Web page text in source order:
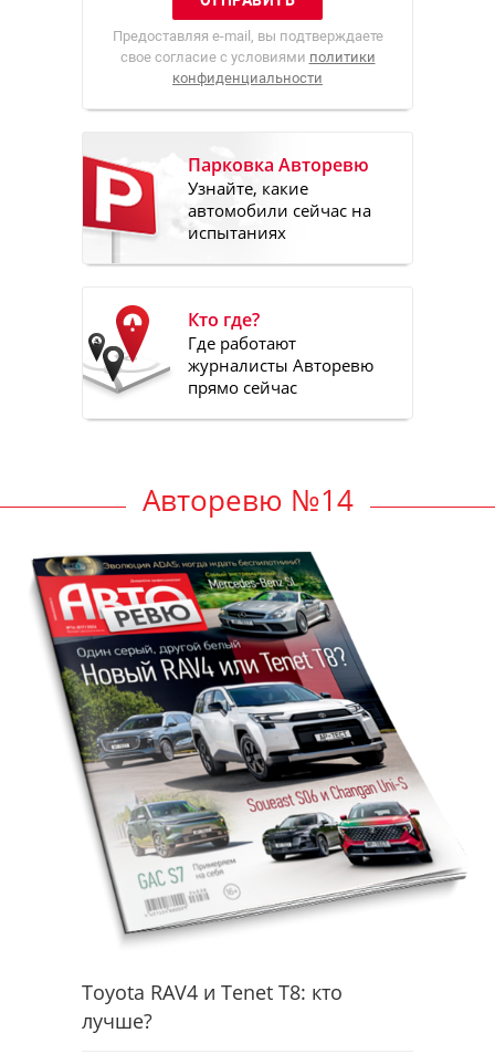
Предоставляя e-mail, вы подтверждаете
свое согласие с условиями политики
конфиденциальности
Парковка Авторевю
Узнайте, какие
автомобили сейчас на
испытаниях
Кто где?
Где работают
журналисты Авторевю
прямо сейчас
Авторевю №14
Toyota RAV4 и Tenet T8: кто
лучше?